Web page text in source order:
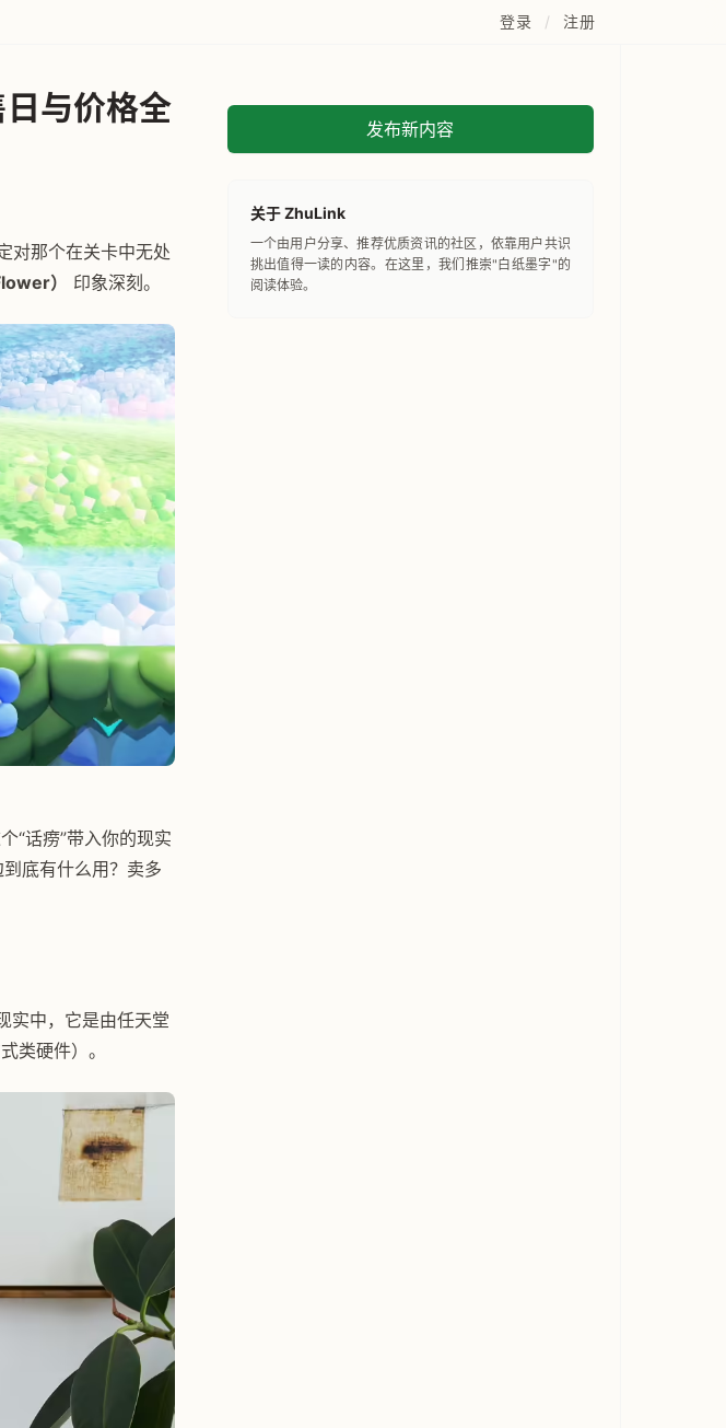
登录 / 注册
与价格全
对那个在关卡中无处
） 印象深刻。
“话痨”带入你的现实
底有什么用？卖多
实中，它是由任天堂
类硬件）。
发布新内容
关于 ZhuLink
一个由用户分享、推荐优质资讯的社区，依靠用户共识
挑出值得一读的内容。在这里，我们推崇"白纸墨字"的
阅读体验。